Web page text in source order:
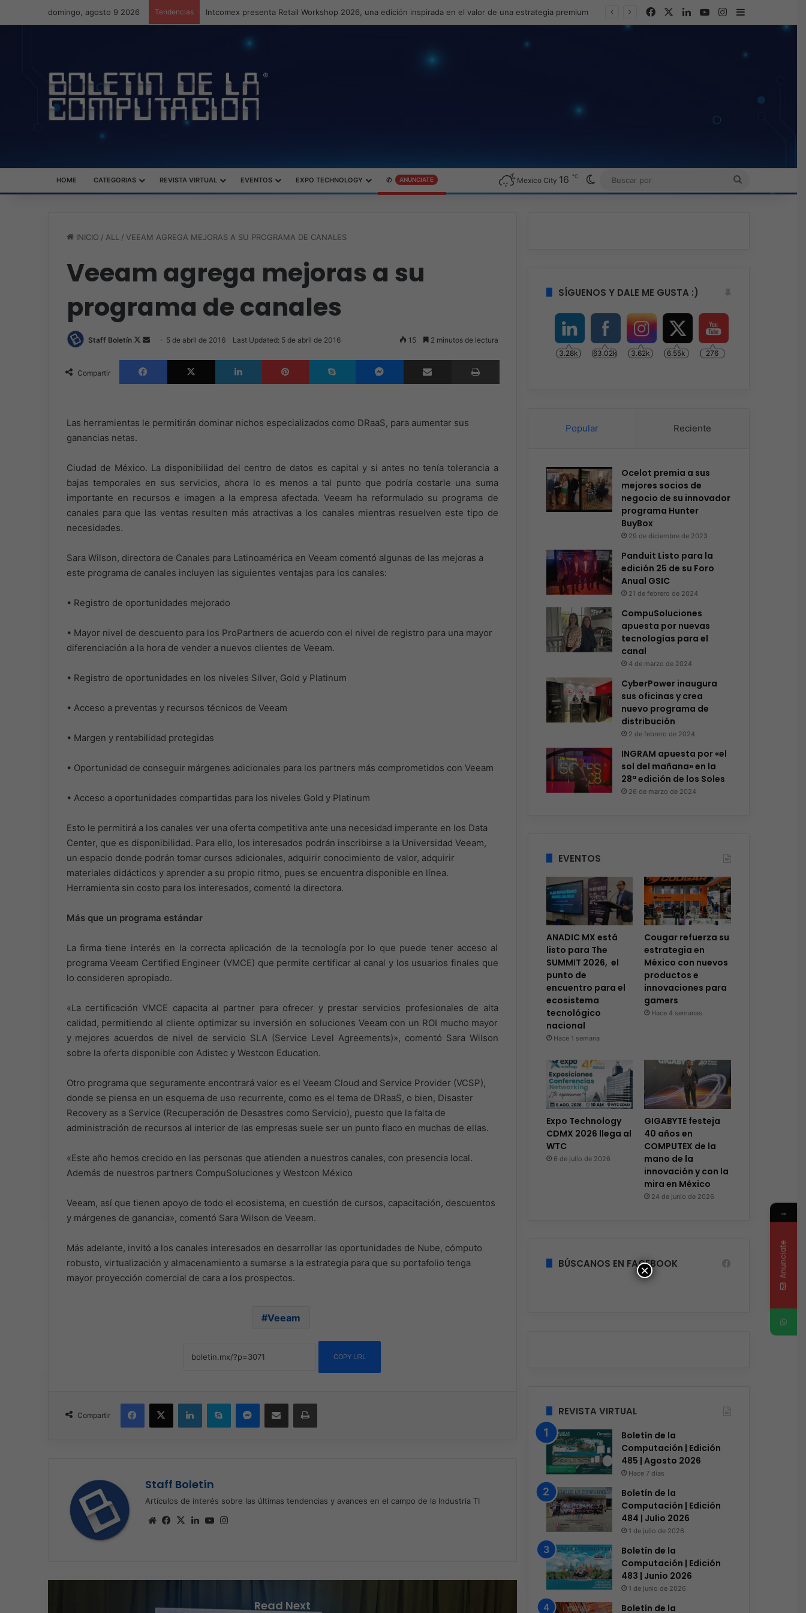
domingo, agosto 9 2026 Tendencias Intcomex presenta Retail Workshop 2026, una edición inspirada en el valor de una estrategia premium FacebookLinkedInYouTubeInstagram
Barra lateral
HOME CATEGORIAS REVISTA VIRTUAL EVENTOS EXPO TECHNOLOGY ✆ ANUNCIATE Mexico City 16 ℃ Switch skin
BUSCAR
INICIO / ALL / VEEAM AGREGA MEJORAS A SU PROGRAMA DE CANALES
Veeam agrega mejoras a su
programa de canales
Staff Boletín
Follow
X
Send 5 de abril de 2016 Last Updated: 5 de abril de 2016 15 2 minutos de lectura
Compartir
Facebook X LinkedIn Pinterest Skype Messenger Compartir por correo electrónico Imprimir
Las herramientas le permitirán dominar nichos especializados como DRaaS, para aumentar sus
ganancias netas.
Ciudad de México. La disponibilidad del centro de datos es capital y si antes no tenía tolerancia a
bajas temporales en sus servicios, ahora lo es menos a tal punto que podría costarle una suma
importante en recursos e imagen a la empresa afectada. Veeam ha reformulado su programa de
canales para que las ventas resulten más atractivas a los canales mientras resuelven este tipo de
necesidades.
Sara Wilson, directora de Canales para Latinoamérica en Veeam comentó algunas de las mejoras a
este programa de canales incluyen las siguientes ventajas para los canales:
• Registro de oportunidades mejorado
• Mayor nivel de descuento para los ProPartners de acuerdo con el nivel de registro para una mayor
diferenciación a la hora de vender a nuevos clientes de Veeam.
• Registro de oportunidades en los niveles Silver, Gold y Platinum
• Acceso a preventas y recursos técnicos de Veeam
• Margen y rentabilidad protegidas
• Oportunidad de conseguir márgenes adicionales para los partners más comprometidos con Veeam
• Acceso a oportunidades compartidas para los niveles Gold y Platinum
Esto le permitirá a los canales ver una oferta competitiva ante una necesidad imperante en los Data
Center, que es disponibilidad. Para ello, los interesados podrán inscribirse a la Universidad Veeam,
un espacio donde podrán tomar cursos adicionales, adquirir conocimiento de valor, adquirir
materiales didácticos y aprender a su propio ritmo, pues se encuentra disponible en línea.
Herramienta sin costo para los interesados, comentó la directora.
Más que un programa estándar
La firma tiene interés en la correcta aplicación de la tecnología por lo que puede tener acceso al
programa Veeam Certified Engineer (VMCE) que permite certificar al canal y los usuarios finales que
lo consideren apropiado.
«La certificación VMCE capacita al partner para ofrecer y prestar servicios profesionales de alta
calidad, permitiendo al cliente optimizar su inversión en soluciones Veeam con un ROI mucho mayor
y mejores acuerdos de nivel de servicio SLA (Service Level Agreements)», comentó Sara Wilson
sobre la oferta disponible con Adistec y Westcon Education.
Otro programa que seguramente encontrará valor es el Veeam Cloud and Service Provider (VCSP),
donde se piensa en un esquema de uso recurrente, como es el tema de DRaaS, o bien, Disaster
Recovery as a Service (Recuperación de Desastres como Servicio), puesto que la falta de
administración de recursos al interior de las empresas suele ser un punto flaco en muchas de ellas.
«Este año hemos crecido en las personas que atienden a nuestros canales, con presencia local.
Además de nuestros partners CompuSoluciones y Westcon México
Veeam, así que tienen apoyo de todo el ecosistema, en cuestión de cursos, capacitación, descuentos
y márgenes de ganancia», comentó Sara Wilson de Veeam.
Más adelante, invitó a los canales interesados en desarrollar las oportunidades de Nube, cómputo
robusto, virtualización y almacenamiento a sumarse a la estrategia para que su portafolio tenga
mayor proyección comercial de cara a los prospectos.
Veeam
COPY URL
Compartir
Facebook
X LinkedInSkype MessengerCompartir por correo electrónicoImprimir
Staff Boletín
Artículos de interés sobre las últimas tendencias y avances en el campo de la Industria TI
SitioFacebook
X LinkedInYouTube
Read Next
SÍGUENOS Y DALE ME GUSTA :)
3.28k 63.02k 3.62k 6.55k 276
Popular Reciente
Ocelot premia a sus
mejores socios de
negocio de su innovador
programa Hunter
BuyBox
29 de diciembre de 2023
Panduit Listo para la
edición 25 de su Foro
Anual GSIC
21 de febrero de 2024
CompuSoluciones
apuesta por nuevas
tecnologías para el
canal
4 de marzo de 2024
CyberPower inaugura
sus oficinas y crea
nuevo programa de
distribución
2 de febrero de 2024
INGRAM apuesta por «el
sol del mañana» en la
28ª edición de los Soles
26 de marzo de 2024
EVENTOS
ANADIC MX está
listo para The
SUMMIT 2026, el
punto de
encuentro para el
ecosistema
tecnológico
nacional
Hace 1 semana
Cougar refuerza su
estrategia en
México con nuevos
productos e
innovaciones para
gamers
Hace 4 semanas
Expo Technology
CDMX 2026 llega al
WTC
6 de julio de 2026
GIGABYTE festeja
40 años en
COMPUTEX de la
mano de la
innovación y con la
mira en México
24 de junio de 2026
BÚSCANOS EN FACEBOOK
REVISTA VIRTUAL
Boletín de la
Computación | Edición
485 | Agosto 2026
Hace 7 días
Boletín de la
Computación | Edición
484 | Julio 2026
1 de julio de 2026
Boletín de la
Computación | Edición
483 | Junio 2026
1 de junio de 2026
Boletín de la
×
→
Anunciate